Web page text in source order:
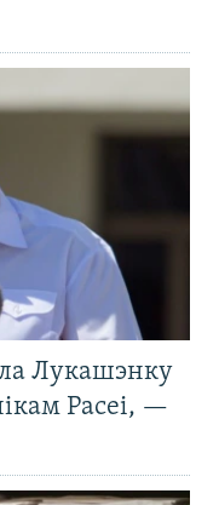
Лукашэнку
Расеі, —